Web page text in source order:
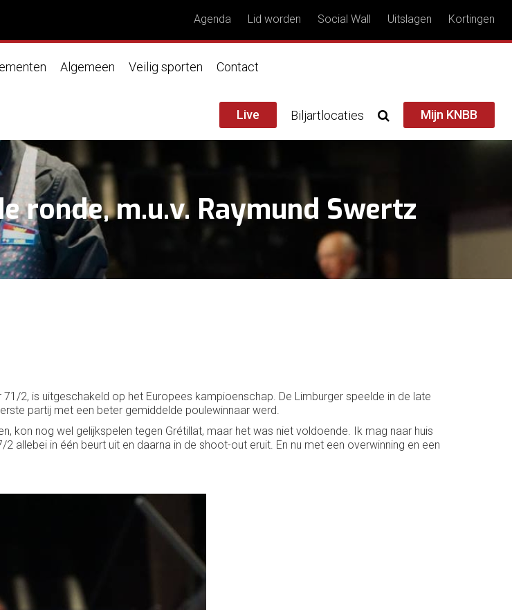
Agenda Lid worden Social Wall Uitslagen Kortingen
Algemeen Veilig sporten Contact
Live Biljartlocaties Mijn KNBB
ronde, m.u.v. Raymund Swertz
2, is uitgeschakeld op het Europees kampioenschap. De Limburger speelde in de late
partij met een beter gemiddelde poulewinnaar werd.
kon nog wel gelijkspelen tegen Grétillat, maar het was niet voldoende. Ik mag naar huis
allebei in één beurt uit en daarna in de shoot-out eruit. En nu met een overwinning en een